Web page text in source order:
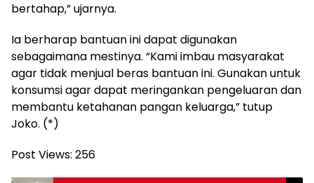
bertahap,” ujarnya.
Ia berharap bantuan ini dapat digunakan
sebagaimana mestinya. “Kami imbau masyarakat
agar tidak menjual beras bantuan ini. Gunakan untuk
konsumsi agar dapat meringankan pengeluaran dan
membantu ketahanan pangan keluarga,” tutup
Joko. (*)
Post Views: 256